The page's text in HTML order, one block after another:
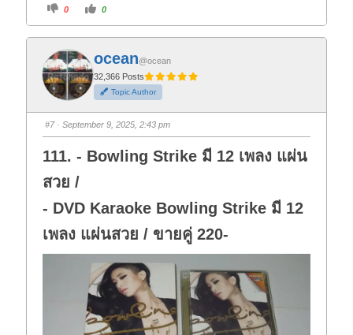
C
i
k
f
o
r
t
h
u
m
b
d
o
n
.
0
C
i
k
o
r
t
h
u
m
b
u
p
0
ocean@ocean
32,366 Posts
Topic Author
#7· September 9, 2025, 2:43 pm
111. - Bowling Strike มี 12 เพลง แผ่น
สวย /
- DVD Karaoke Bowling Strike มี 12
เพลง แผ่นสวย / ขายคู่ 220-